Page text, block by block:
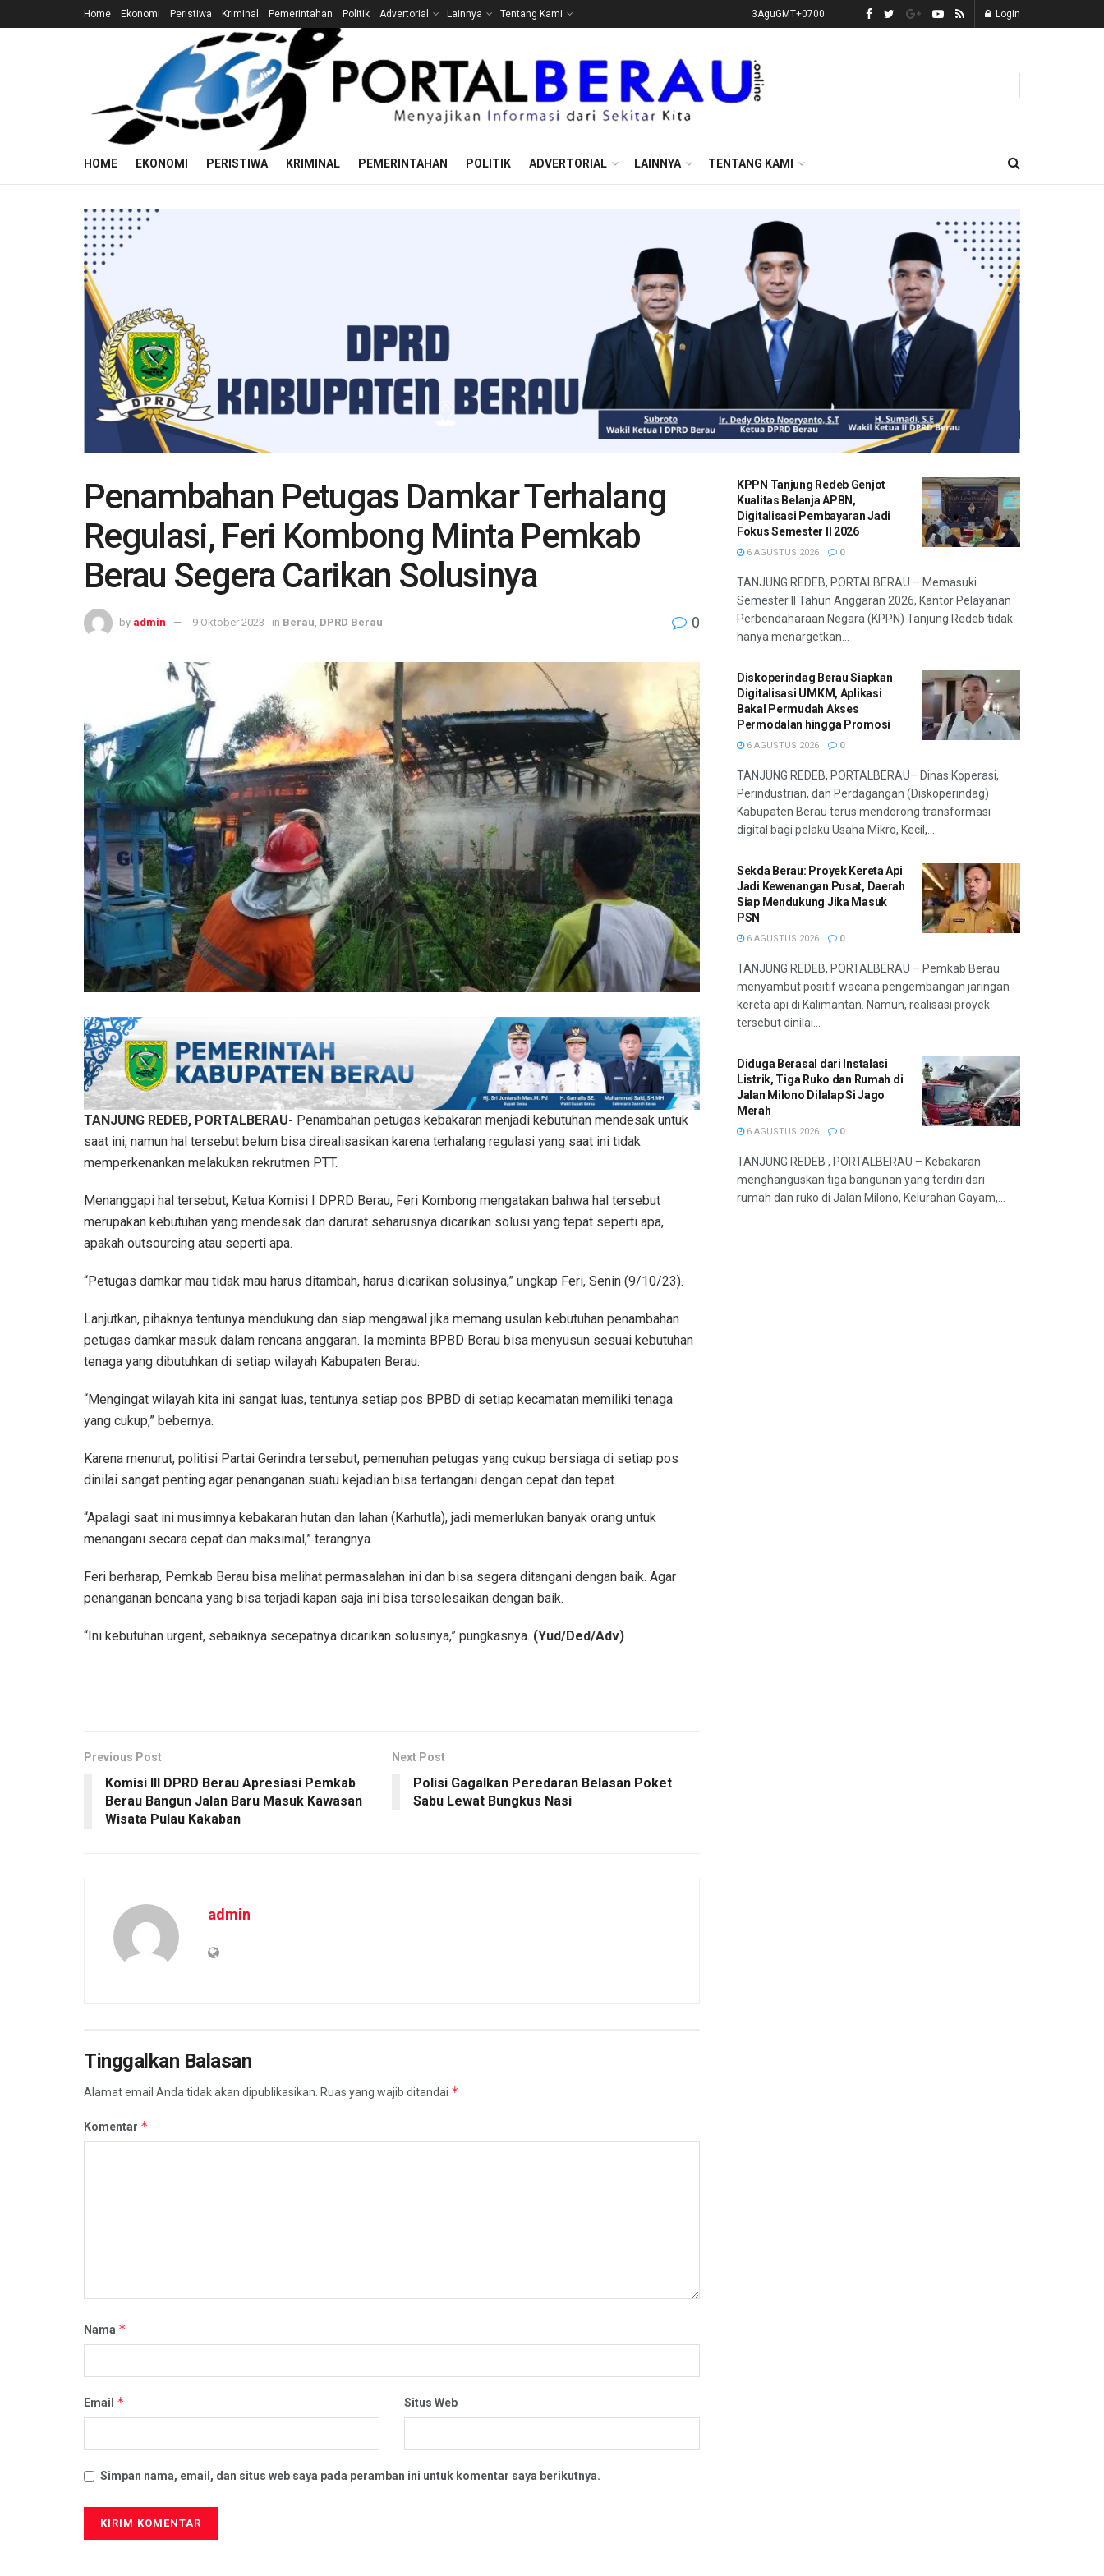
Home Ekonomi Peristiwa Kriminal Pemerintahan Politik Advertorial Lainnya Tentang Kami 3AguGMT+0700 Login
HOME EKONOMI PERISTIWA KRIMINAL PEMERINTAHAN POLITIK ADVERTORIAL LAINNYA TENTANG KAMI
Penambahan Petugas Damkar Terhalang
Regulasi, Feri Kombong Minta Pemkab
Berau Segera Carikan Solusinya
by admin 9 Oktober 2023 in Berau, DPRD Berau 0
TANJUNG REDEB, PORTALBERAU- Penambahan petugas kebakaran menjadi kebutuhan mendesak untuk
saat ini, namun hal tersebut belum bisa direalisasikan karena terhalang regulasi yang saat ini tidak
memperkenankan melakukan rekrutmen PTT.
Menanggapi hal tersebut, Ketua Komisi I DPRD Berau, Feri Kombong mengatakan bahwa hal tersebut
merupakan kebutuhan yang mendesak dan darurat seharusnya dicarikan solusi yang tepat seperti apa,
apakah outsourcing atau seperti apa.
“Petugas damkar mau tidak mau harus ditambah, harus dicarikan solusinya,” ungkap Feri, Senin (9/10/23).
Lanjutkan, pihaknya tentunya mendukung dan siap mengawal jika memang usulan kebutuhan penambahan
petugas damkar masuk dalam rencana anggaran. Ia meminta BPBD Berau bisa menyusun sesuai kebutuhan
tenaga yang dibutuhkan di setiap wilayah Kabupaten Berau.
“Mengingat wilayah kita ini sangat luas, tentunya setiap pos BPBD di setiap kecamatan memiliki tenaga
yang cukup,” bebernya.
Karena menurut, politisi Partai Gerindra tersebut, pemenuhan petugas yang cukup bersiaga di setiap pos
dinilai sangat penting agar penanganan suatu kejadian bisa tertangani dengan cepat dan tepat.
“Apalagi saat ini musimnya kebakaran hutan dan lahan (Karhutla), jadi memerlukan banyak orang untuk
menangani secara cepat dan maksimal,” terangnya.
Feri berharap, Pemkab Berau bisa melihat permasalahan ini dan bisa segera ditangani dengan baik. Agar
penanganan bencana yang bisa terjadi kapan saja ini bisa terselesaikan dengan baik.
“Ini kebutuhan urgent, sebaiknya secepatnya dicarikan solusinya,” pungkasnya. (Yud/Ded/Adv)
Previous Post
Komisi III DPRD Berau Apresiasi Pemkab
Berau Bangun Jalan Baru Masuk Kawasan
Wisata Pulau Kakaban
Next Post
Polisi Gagalkan Peredaran Belasan Poket
Sabu Lewat Bungkus Nasi
admin
Tinggalkan Balasan
Alamat email Anda tidak akan dipublikasikan. Ruas yang wajib ditandai *
Komentar *
Nama *
Email * Situs Web
Simpan nama, email, dan situs web saya pada peramban ini untuk komentar saya berikutnya.
KPPN Tanjung Redeb Genjot
Kualitas Belanja APBN,
Digitalisasi Pembayaran Jadi
Fokus Semester II 2026
6 AGUSTUS 2026 0
TANJUNG REDEB, PORTALBERAU – Memasuki
Semester II Tahun Anggaran 2026, Kantor Pelayanan
Perbendaharaan Negara (KPPN) Tanjung Redeb tidak
hanya menargetkan...
Diskoperindag Berau Siapkan
Digitalisasi UMKM, Aplikasi
Bakal Permudah Akses
Permodalan hingga Promosi
6 AGUSTUS 2026 0
TANJUNG REDEB, PORTALBERAU– Dinas Koperasi,
Perindustrian, dan Perdagangan (Diskoperindag)
Kabupaten Berau terus mendorong transformasi
digital bagi pelaku Usaha Mikro, Kecil,...
Sekda Berau: Proyek Kereta Api
Jadi Kewenangan Pusat, Daerah
Siap Mendukung Jika Masuk
PSN
6 AGUSTUS 2026 0
TANJUNG REDEB, PORTALBERAU – Pemkab Berau
menyambut positif wacana pengembangan jaringan
kereta api di Kalimantan. Namun, realisasi proyek
tersebut dinilai...
Diduga Berasal dari Instalasi
Listrik, Tiga Ruko dan Rumah di
Jalan Milono Dilalap Si Jago
Merah
6 AGUSTUS 2026 0
TANJUNG REDEB , PORTALBERAU – Kebakaran
menghanguskan tiga bangunan yang terdiri dari
rumah dan ruko di Jalan Milono, Kelurahan Gayam,...